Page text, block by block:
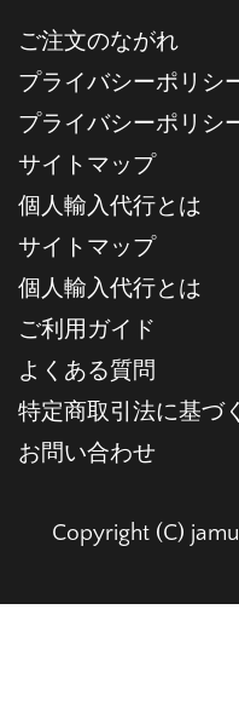
ご注文のながれ
プライバシーポリシ
プライバシーポリシ
サイトマップ
個人輸入代行とは
サイトマップ
個人輸入代行とは
ご利用ガイド
よくある質問
特定商取引法に基づ
お問い合わせ
Copyright (C)